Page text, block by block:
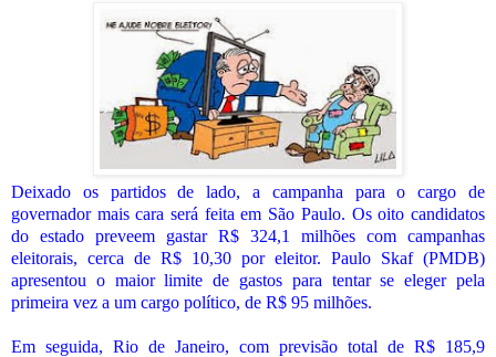
Deixado os partidos de lado, a campanha para o cargo de
governador mais cara será feita em São Paulo. Os oito candidatos
do estado preveem gastar R$ 324,1 milhões com campanhas
eleitorais, cerca de R$ 10,30 por eleitor. Paulo Skaf (PMDB)
apresentou o maior limite de gastos para tentar se eleger pela
primeira vez a um cargo político, de R$ 95 milhões.
Em seguida, Rio de Janeiro, com previsão total de R$ 185,9